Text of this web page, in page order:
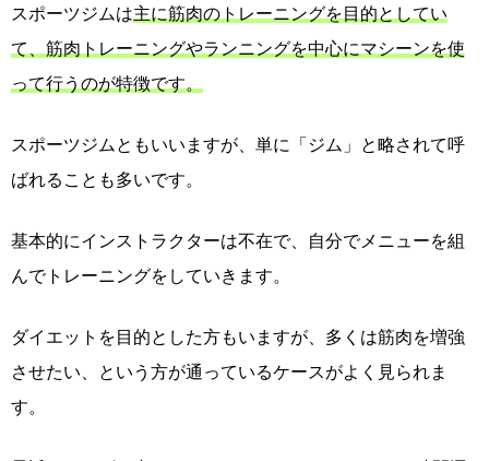
スポーツジムは主に筋肉のトレーニングを目的としてい
て、筋肉トレーニングやランニングを中心にマシーンを使
って行うのが特徴です。
スポーツジムともいいますが、単に「ジム」と略されて呼
ばれることも多いです。
基本的にインストラクターは不在で、自分でメニューを組
んでトレーニングをしていきます。
ダイエットを目的とした方もいますが、多くは筋肉を増強
させたい、という方が通っているケースがよく見られま
す。